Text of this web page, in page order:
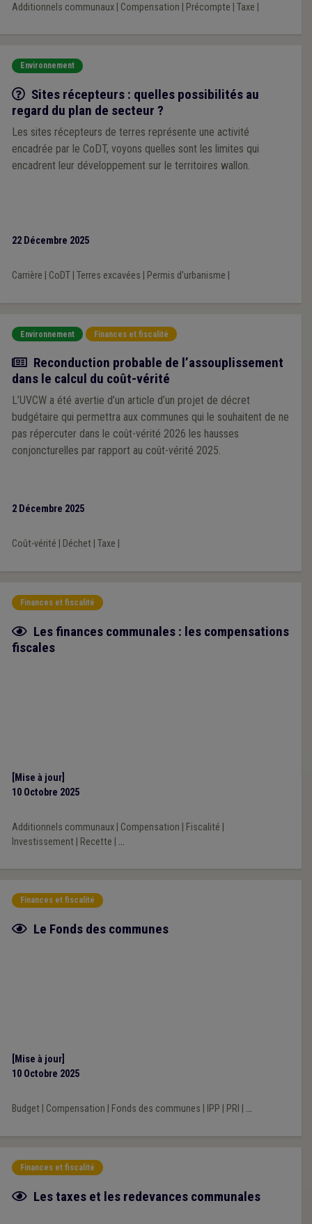
Additionnels communaux| Compensation Précompte Taxe
Environnement
Q/R
Sites récepteurs : quelles possibilités au
regard du plan de secteur ?
Les sites récepteurs de terres représente une activité
encadrée par le CoDT, voyons quelles sont les limites qui
encadrent leur développement sur le territoires wallon.
22 Décembre 2025
Carrière CoDT| Terres excavées Permis d'urbanisme
Environnement Finances et fiscalité
Actualité
Reconduction probable de l’assouplissement
dans le calcul du coût-vérité
L’UVCW a été avertie d’un article d’un projet de décret
budgétaire qui permettra aux communes qui le souhaitent de ne
pas répercuter dans le coût-vérité 2026 les hausses
conjoncturelles par rapport au coût-vérité 2025.
2 Décembre 2025
Coût-vérité Déchet| Taxe
Finances et fiscalité
Fiche focus
Les finances communales : les compensations
fiscales
[Mise à jour]
10 Octobre 2025
Additionnels communaux| Compensation Fiscalité
Investissement| Recette ...
Finances et fiscalité
Fiche focus
Le Fonds des communes
[Mise à jour]
10 Octobre 2025
Budget| Compensation Fonds des communes IPP PRI ...
Finances et fiscalité
Fiche focus
Les taxes et les redevances communales